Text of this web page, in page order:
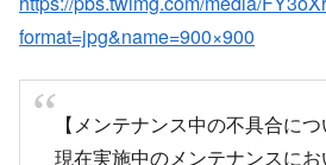
https://pbs.twimg.com/media/
format=jpg&name=900×900
【メンテナンス中の不具合につ